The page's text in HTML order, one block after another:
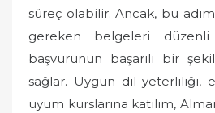
süreç olabilir. Ancak, bu
gereken belgeleri
başvurunun başarılı bir
sağlar. Uygun dil yeterliliği,
uyum kurslarına katılım,